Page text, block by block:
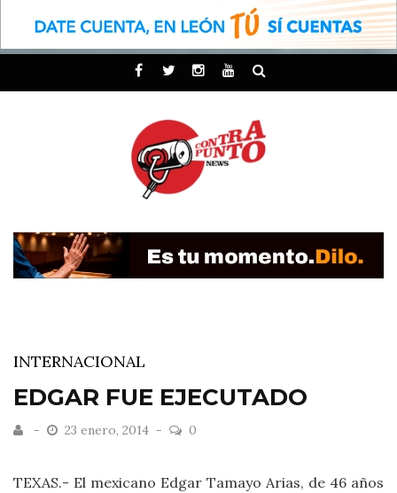
INTERNACIONAL
EDGAR FUE EJECUTADO
23 enero, 2014 0
TEXAS.- El mexicano Edgar Tamayo Arias, de 46 años